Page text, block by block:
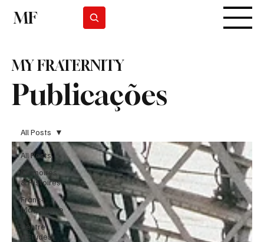
MF
Publicações
MY FRATERNITY
All Posts
Mémoires
& Histoires
Franc-
Maçonnerie
Centre
d'Études
All Posts